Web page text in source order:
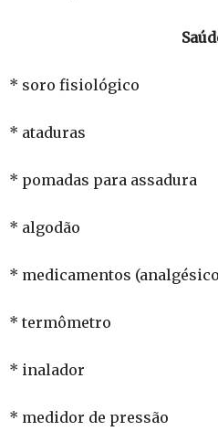
* soro fisiológico
* ataduras
* pomadas para assadura
* algodão
* medicamentos
* termômetro
* inalador
* medidor de pressão